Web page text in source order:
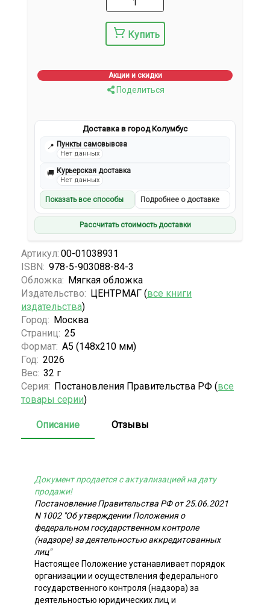
Купить
Акции и скидки
Поделиться
Доставка в город Колумбус
📍 Пункты самовывоза
Нет данных
🚚 Курьерская доставка
Нет данных
Показать все способы Подробнее о доставке
Рассчитать стоимость доставки
Артикул: 00-01038931
ISBN: 978-5-903088-84-3
Обложка: Мягкая обложка
Издательство: ЦЕНТРМАГ (все книги
издательства)
Город: Москва
Страниц: 25
Формат: А5 (148x210 мм)
Год: 2026
Вес: 32 г
Серия: Постановления Правительства РФ (все
товары серии)
Описание Отзывы
Документ продается с актуализацией на дату
продажи!
Постановление Правительства РФ от 25.06.2021
N 1002 "Об утверждении Положения о
федеральном государственном контроле
(надзоре) за деятельностью аккредитованных
лиц"
Настоящее Положение устанавливает порядок
организации и осуществления федерального
государственного контроля (надзора) за
деятельностью юридических лиц и